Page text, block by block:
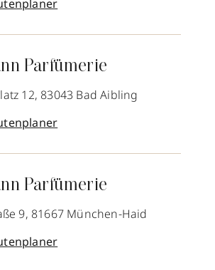
Parfümerie
12, 83043 Bad Aibling
Parfümerie
9, 81667 München-Haid